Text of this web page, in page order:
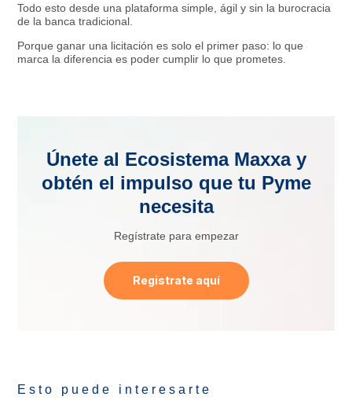
Todo esto desde una plataforma simple, ágil y sin la burocracia
de la banca tradicional.
Porque ganar una licitación es solo el primer paso: lo que
marca la diferencia es poder cumplir lo que prometes.
Únete al Ecosistema Maxxa y
obtén el impulso que tu Pyme
necesita
Regístrate para empezar
Registrate aquí
Esto puede interesarte